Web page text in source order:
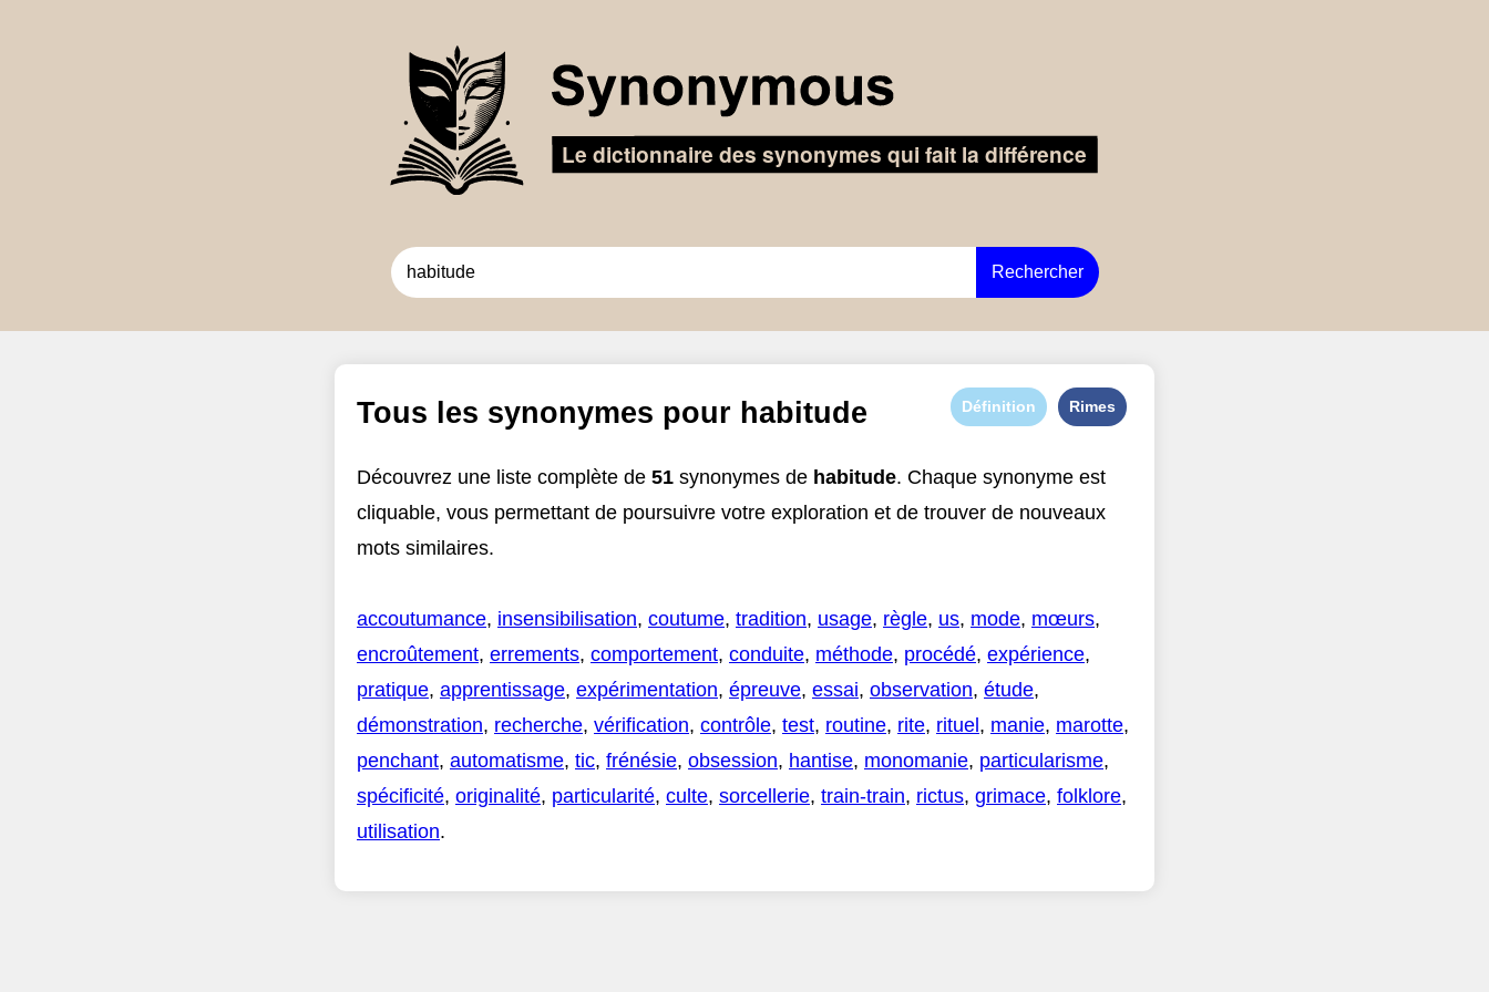
Rechercher
Tous les synonymes pour habitude Définition Rimes
Découvrez une liste complète de 51 synonymes de habitude. Chaque synonyme est
cliquable, vous permettant de poursuivre votre exploration et de trouver de nouveaux
mots similaires.
accoutumance, insensibilisation, coutume, tradition, usage, règle, us, mode, mœurs,
encroûtement, errements, comportement, conduite, méthode, procédé, expérience,
pratique, apprentissage, expérimentation, épreuve, essai, observation, étude,
démonstration, recherche, vérification, contrôle, test, routine, rite, rituel, manie, marotte,
penchant, automatisme, tic, frénésie, obsession, hantise, monomanie, particularisme,
spécificité, originalité, particularité, culte, sorcellerie, train-train, rictus, grimace, folklore,
utilisation.